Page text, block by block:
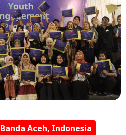
Banda Aceh, Indonesia